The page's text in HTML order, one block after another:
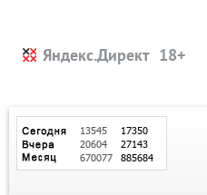
Яндекс.Директ